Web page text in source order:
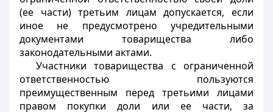
(ее части) третьим лицам допускается, если
иное не предусмотрено учредительными
документами товарищества либо
законодательными актами.
Участники товарищества с ограниченной
ответственностью пользуются
преимущественным перед третьими лицами
правом покупки доли или ее части, за